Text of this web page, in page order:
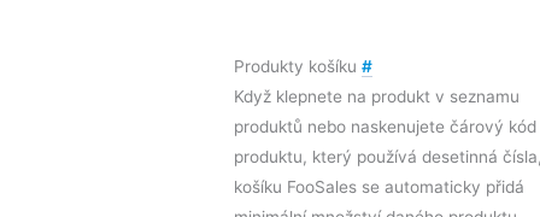
Produkty košíku #
Když klepnete na produkt v seznamu
produktů nebo naskenujete čárový kód
produktu, který používá desetinná
košíku FooSales se automaticky přidá